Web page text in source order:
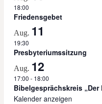
18:00
Friedensgebet
Aug. 11
19:30
Presbyteriumssitzung
Aug. 12
17:00 - 18:00
Bibelgesprächskreis „Der
Kalender anzeigen